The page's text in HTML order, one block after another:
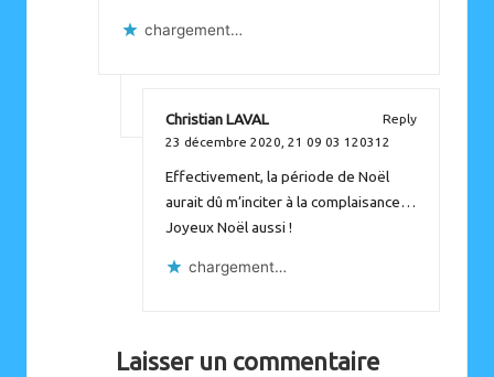
chargement…
Christian LAVAL
Reply
23 décembre 2020, 21 09 03 120312
Effectivement, la période de Noël
aurait dû m’inciter à la complaisance…
Joyeux Noël aussi !
chargement…
Laisser un commentaire